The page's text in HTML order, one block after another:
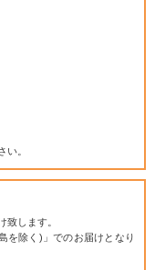
い。
致します。
を除く)」でのお届けとなり